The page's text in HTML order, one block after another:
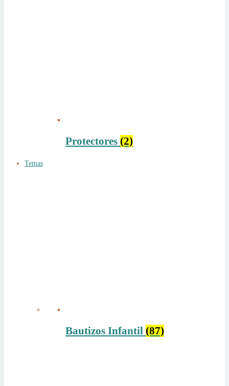
Protectores (2)
Temas
Bautizos Infantil (87)